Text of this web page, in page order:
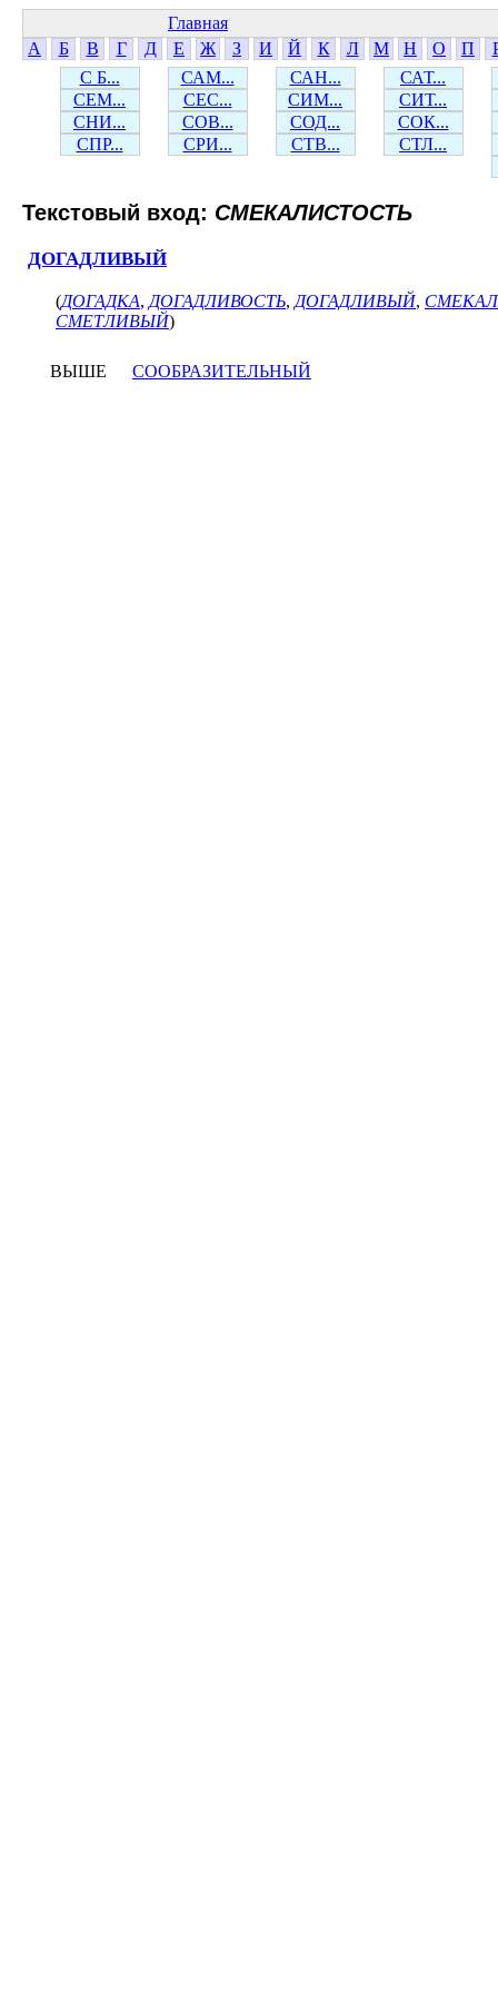
Главная
А
Б В Г Д Е Ж З И Й К Л М Н О П
С Б...
САМ... САН...
САТ...
СЕМ...
СЕС... СИМ...
СИТ...
СНИ...
СОВ... СОД...
СОК...
СПР...
СРИ... СТВ... СТЛ...
Текстовый вход: СМЕКАЛИСТОСТЬ
ДОГАДЛИВЫЙ
(ДОГАДКА, ДОГАДЛИВОСТЬ, ДОГАДЛИВЫЙ,
СМЕТЛИВЫЙ)
ВЫШЕ СООБРАЗИТЕЛЬНЫЙ